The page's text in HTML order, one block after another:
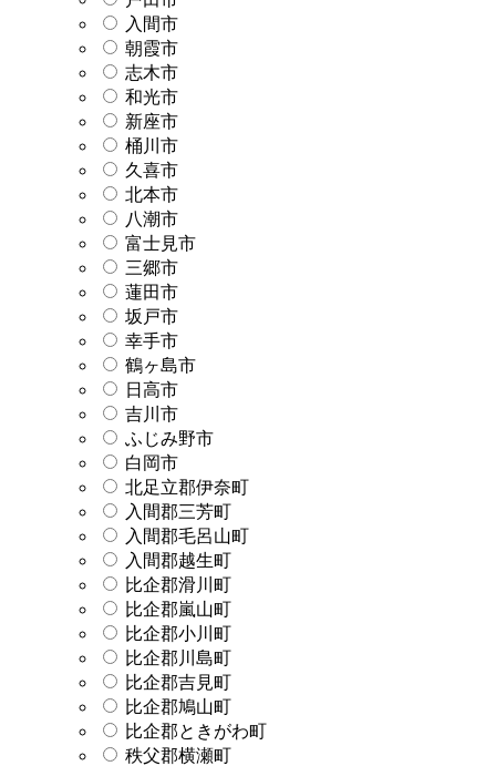
入間市
朝霞市
志木市
和光市
新座市
桶川市
久喜市
北本市
八潮市
富士見市
三郷市
蓮田市
坂戸市
幸手市
鶴ヶ島市
日高市
吉川市
ふじみ野市
白岡市
北足立郡伊奈町
入間郡三芳町
入間郡毛呂山町
入間郡越生町
比企郡滑川町
比企郡嵐山町
比企郡小川町
比企郡川島町
比企郡吉見町
比企郡鳩山町
比企郡ときがわ町
秩父郡横瀬町